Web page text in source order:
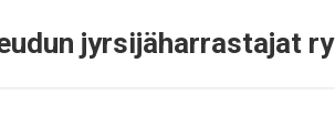
jyrsijäharrastajat ry